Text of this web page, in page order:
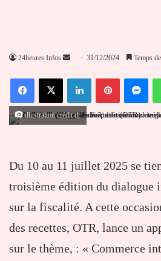
24heures Infos
Envoyer
courriel
31/12/2024 Temps
FacebookX LinkedinPinterest
illustration crédit dr
Du 10 au 11 juillet 2025 se
troisième édition du dialogue
sur la fiscalité. A cette
des recettes, OTR, lance un
sur le thème, : « Commerce